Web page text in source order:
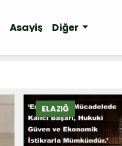
Asayiş Diğer
ELAZIĞ